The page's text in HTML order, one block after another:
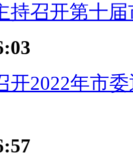
持召开第十
开2022年市